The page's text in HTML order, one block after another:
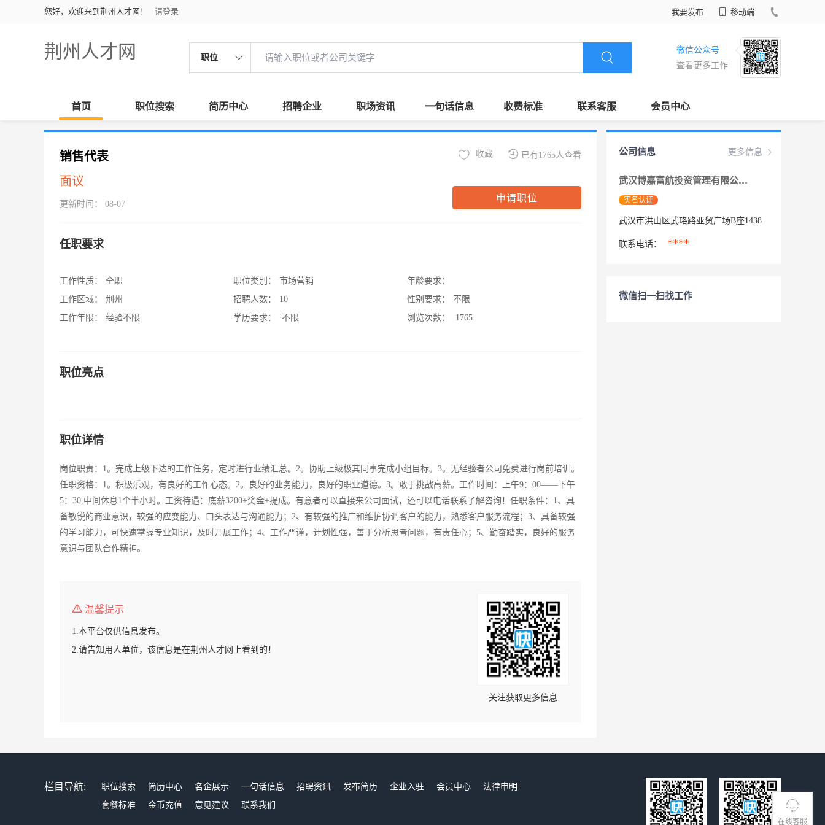
您好，欢迎来到荆州人才网！ 请登录 我要发布 移动端
荆州人才网 职位
微信公众号
查看更多工作
首页 职位搜索 简历中心 招聘企业 职场资讯 一句话信息 收费标准 联系客服 会员中心
在线客服
销售代表
面议
更新时间： 08-07
已有1765人查看
收藏
申请职位
任职要求
工作性质：
全职
工作区域：
荆州
工作年限：
经验不限
职位类别：
市场营销
招聘人数：
10
学历要求：
不限
年龄要求：
性别要求：
不限
浏览次数：
1765
职位亮点
职位详情
岗位职责：1。完成上级下达的工作任务，定时进行业绩汇总。2。协助上级极其同事完成小组目标。3。无经验者公司免费进行岗前培训。
任职资格：1。积极乐观，有良好的工作心态。2。良好的业务能力，良好的职业道德。3。敢于挑战高薪。工作时间：上午9：00——下午
5：30,中间休息1个半小时。工资待遇：底薪3200+奖金+提成。有意者可以直接来公司面试，还可以电话联系了解咨询！任职条件：1、具
备敏锐的商业意识，较强的应变能力、口头表达与沟通能力；2、有较强的推广和维护协调客户的能力，熟悉客户服务流程；3、具备较强
的学习能力，可快速掌握专业知识，及时开展工作；4、工作严谨，计划性强，善于分析思考问题，有责任心；5、勤奋踏实，良好的服务
意识与团队合作精神。
温馨提示
1.本平台仅供信息发布。
2.请告知用人单位，该信息是在荆州人才网上看到的！
关注获取更多信息
更多信息
公司信息
武汉博嘉富航投资管理有限公司
实名认证
武汉市洪山区武珞路亚贸广场B座1438
联系电话： ****
微信扫一扫找工作
栏目导航: 职位搜索 简历中心 名企展示 一句话信息 招聘资讯 发布简历 企业入驻 会员中心
法律申明
套餐标准
金币充值 意见建议 联系我们